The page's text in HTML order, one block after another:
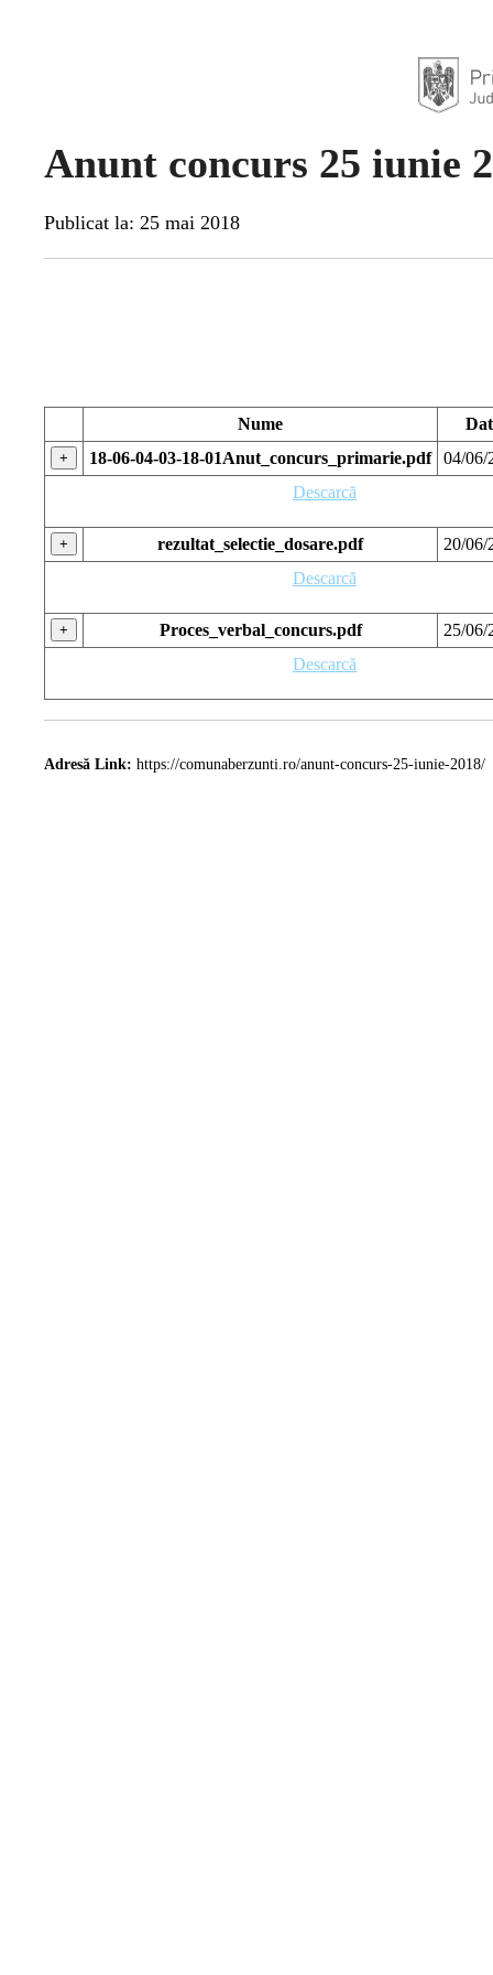
Anunt concurs 25 iunie
Publicat la: 25 mai 2018
Nume
+ 18-06-04-03-18-01Anut_concurs_primarie.pdf
04/06/
Descarcă
+ rezultat_selectie_dosare.pdf
20/06/
Descarcă
+ Proces_verbal_concurs.pdf
25/06/
Descarcă
Adresă Link: https://comunaberzunti.ro/anunt-concurs-25-iunie-2018/